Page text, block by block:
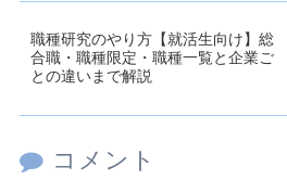
職種研究のやり方【就活生向け】総
合職・職種限定・職種一覧と企業ご
との違いまで解説
コメント